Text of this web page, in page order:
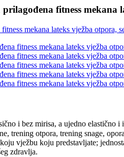
fitness mekana
i bez mirisa, a ujedno elastično i
trening otpora, trening snage,
vježbu koju predstavljate;
zdravlja.